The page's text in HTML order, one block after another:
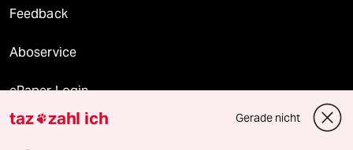
Feedback
Aboservice
ePaper Login
Downloads für Abonnierende
taz zahl ich Gerade nicht